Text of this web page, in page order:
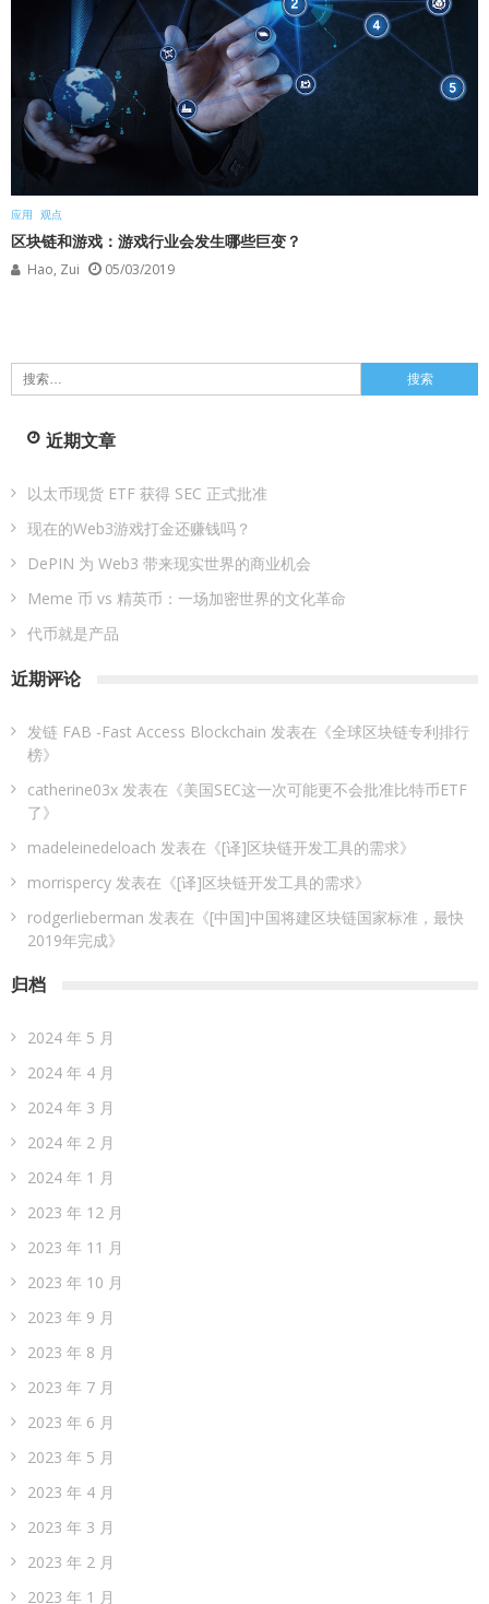
应用 观点
区块链和游戏：游戏行业会发生哪些巨变？
Hao, Zui 05/03/2019
搜
索：
近期文章
以太币现货 ETF 获得 SEC 正式批准
现在的Web3游戏打金还赚钱吗？
DePIN 为 Web3 带来现实世界的商业机会
Meme 币 vs 精英币：一场加密世界的文化革命
代币就是产品
近期评论
发链 FAB -Fast Access Blockchain 发表在《全球区块链专利排行
榜》
catherine03x 发表在《美国SEC这一次可能更不会批准比特币ETF
了》
madeleinedeloach 发表在《[译]区块链开发工具的需求》
morrispercy 发表在《[译]区块链开发工具的需求》
rodgerlieberman 发表在《[中国]中国将建区块链国家标准，最快
2019年完成》
归档
2024 年 5 月
2024 年 4 月
2024 年 3 月
2024 年 2 月
2024 年 1 月
2023 年 12 月
2023 年 11 月
2023 年 10 月
2023 年 9 月
2023 年 8 月
2023 年 7 月
2023 年 6 月
2023 年 5 月
2023 年 4 月
2023 年 3 月
2023 年 2 月
2023 年 1 月